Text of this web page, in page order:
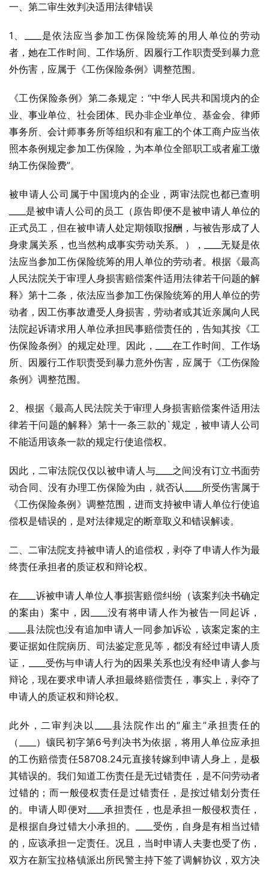
一、第二审生效判决适用法律错误
1、____是依法应当参加工伤保险统筹的用人单位的劳动
者，她在工作时间、工作场所、因履行工作职责受到暴力意
外伤害，应属于《工伤保险条例》调整范围。
《工伤保险条例》第二条规定：“中华人民共和国境内的企
业、事业单位、社会团体、民办非企业单位、基金会、律师
事务所、会计师事务所等组织和有雇工的个体工商户应当依
照本条例规定参加工伤保险，为本单位全部职工或者雇工缴
纳工伤保险费”。
被申请人公司属于中国境内的企业，两审法院也都已查明
____是被申请人公司的员工（原告即便不是被申请人单位的
正式员工，但在被申请人处定期领取报酬，与被告形成了人
身隶属关系，也当然构成事实劳动关系。），____无疑是依
法应当参加工伤保险统筹的用人单位的劳动者。根据《最高
人民法院关于审理人身损害赔偿案件适用法律若干问题的解
释》第十二条，依法应当参加工伤保险统筹的用人单位的劳
动者，因工伤事故遭受人身损害，劳动者或其近亲属向人民
法院起诉请求用人单位承担民事赔偿责任的，告知其按《工
伤保险条例》的规定处理。因此，____在工作时间、工作场
所、因履行工作职责受到暴力意外伤害，应属于《工伤保险
条例》调整范围。
2、根据《最高人民法院关于审理人身损害赔偿案件适用法
律若干问题的解释》第十一条三款的`规定，被申请人公司
不能适用该条一款的规定行使追偿权。
因此，二审法院仅仅以被申请人与____之间没有订立书面劳
动合同、没有办理工伤保险为由，就否认____所受伤害属于
《工伤保险条例》调整范围，进而支持被申请人单位行使追
偿权是错误的，是对法律规定的断章取义和错误解读。
二、二审法院支持被申请人的追偿权，剥夺了申请人作为最
终责任承担者的质证权和辩论权。
在____诉被申请人单位人事损害赔偿纠纷（该案判决书确定
的案由）案中，因____没有将申请人作为被告一同起诉，
____县法院也没有追加申请人一同参加诉讼，该案定案的主
要证据如住院病历、司法鉴定意见等，都没有经过申请人质
证，____受伤与申请人行为的因果关系也没有经申请人参与
辩论，现在要求申请人承担最终赔偿责任，事实上，剥夺了
申请人的质证权和辩论权。
此外，二审判决以____县法院作出的“雇主”承担责任的
（____）镶民初字第6号判决书为依据，将用人单位应承担
的工伤赔偿责任58708.24元直接转嫁到申请人身上，是极
其错误的。我们知道工伤责任是无过错责任，是不问劳动者
过错的；而一般侵权责任是过错责任，是按过错划分责任
的。申请人即便对____承担责任，也是承担一般侵权责任，
是根据自身过错大小承担的。____受伤，自身是有相当过错
的，应该承担一定责任。况且，当时申请人夫妻也受了伤，
双方在新宝拉格镇派出所民警主持下签了调解协议，双方决